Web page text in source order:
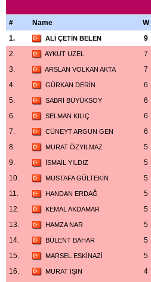
# Name W
1.
ALİ ÇETİN BELEN 9
2.
AYKUT UZEL 7
3.
ARSLAN VOLKAN AKTA 7
4.
GÜRKAN DERİN 6
5.
SABRİ BÜYÜKSOY 6
6.
SELMAN KILIÇ 6
7.
CÜNEYT ARGUN GEN 6
8.
MURAT ÖZYILMAZ 5
9.
İSMAİL YILDIZ 5
10.
MUSTAFA GÜLTEKİN 5
11.
HANDAN ERDAĞ 5
12.
KEMAL AKDAMAR 5
13.
HAMZA NAR 5
14.
BÜLENT BAHAR 5
15.
MARSEL ESKİNAZİ 5
16.
MURAT IŞIN 4